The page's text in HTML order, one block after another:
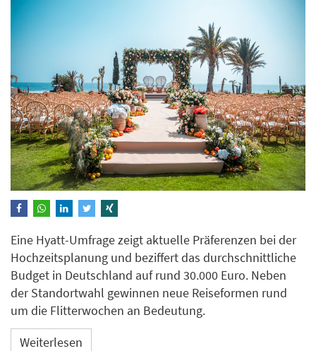
Eine Hyatt-Umfrage zeigt aktuelle Präferenzen bei der
Hochzeitsplanung und beziffert das durchschnittliche
Budget in Deutschland auf rund 30.000 Euro. Neben
der Standortwahl gewinnen neue Reiseformen rund
um die Flitterwochen an Bedeutung.
Weiterlesen